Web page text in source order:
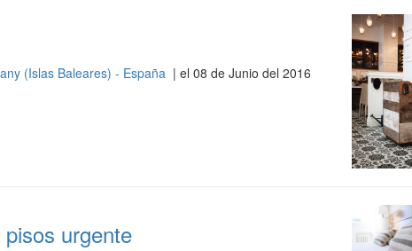
(Islas Baleares) - España | el 08 de Junio del 2016
urgente